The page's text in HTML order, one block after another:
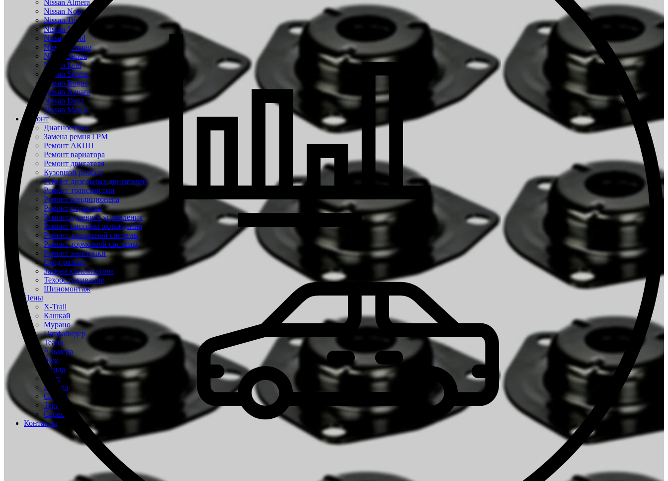
Nissan Almera
Nissan Note
Nissan Tiida
Nissan Juke
Nissan Patrol
Nissan Terrano
Nissan Sentra
Nissan Leaf
Nissan Serena
Nissan Rogue
Nissan Navara
Nissan Dayz
Nissan March
Ремонт
Диагностика
Замена ремня ГРМ
Ремонт АКПП
Ремонт вариатора
Ремонт двигателя
Кузовной ремонт
Ремонт дизельных двигателей
Ремонт трансмиссии
Ремонт кондиционера
Ремонт подвески
Ремонт рулевого управления
Ремонт системы охлаждения
Ремонт топливной системы
Ремонт тормозной системы
Ремонт электрики
Сход-развал
Замена катализатора
Техобслуживание
Шиномонтаж
Цены
X-Trail
Кашкай
Мурано
Патфайндер
Теана
Альмера
Жук
Тиида
Ноут
Патрол
Сентра
Террано
Серена
Контакты